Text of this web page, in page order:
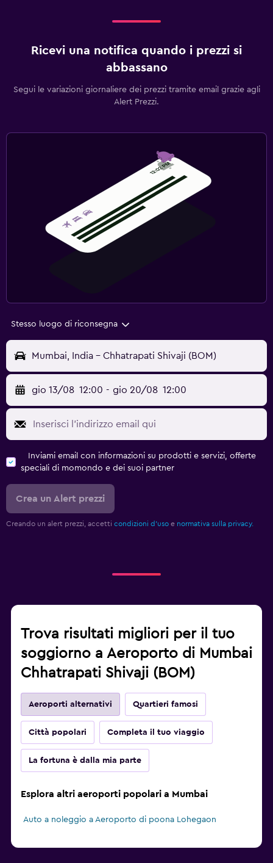
Ricevi una notifica quando i prezzi si
abbassano
Segui le variazioni giornaliere dei prezzi tramite email grazie agli
Alert Prezzi.
Stesso luogo di riconsegna
Mumbai, India - Chhatrapati Shivaji (BOM)
gio 13/08 12:00 - gio 20/08 12:00
Inviami email con informazioni su prodotti e servizi, offerte
speciali di momondo e dei suoi partner
Crea un Alert prezzi
Creando un alert prezzi, accetti condizioni d'uso e normativa sulla privacy.
Trova risultati migliori per il tuo
soggiorno a Aeroporto di Mumbai
Chhatrapati Shivaji (BOM)
Aeroporti alternativi Quartieri famosi
Città popolari Completa il tuo viaggio
La fortuna è dalla mia parte
Esplora altri aeroporti popolari a Mumbai
Auto a noleggio a Aeroporto di poona Lohegaon